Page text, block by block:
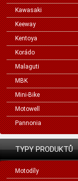
Kawasaki
Keeway
Kentoya
Korádo
Malaguti
MBK
Mini-Bike
Motowell
Pannonia
TYPY PRODUKTŮ
Motodíly